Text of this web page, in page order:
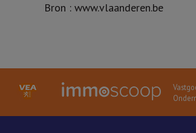
Bron : www.vlaanderen.be